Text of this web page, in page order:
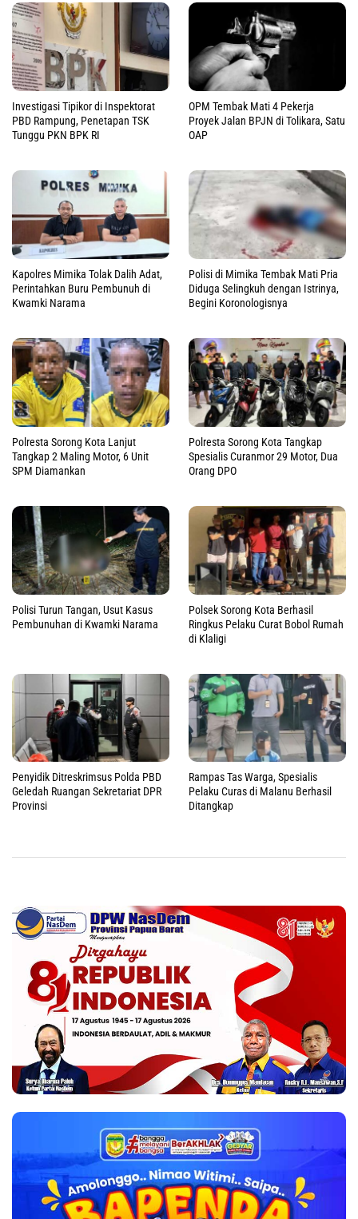
Investigasi Tipikor di Inspektorat
PBD Rampung, Penetapan TSK
Tunggu PKN BPK RI
OPM Tembak Mati 4 Pekerja
Proyek Jalan BPJN di Tolikara, Satu
OAP
Kapolres Mimika Tolak Dalih Adat,
Perintahkan Buru Pembunuh di
Kwamki Narama
Polisi di Mimika Tembak Mati Pria
Diduga Selingkuh dengan Istrinya,
Begini Koronologisnya
Polresta Sorong Kota Lanjut
Tangkap 2 Maling Motor, 6 Unit
SPM Diamankan
Polresta Sorong Kota Tangkap
Spesialis Curanmor 29 Motor, Dua
Orang DPO
Polisi Turun Tangan, Usut Kasus
Pembunuhan di Kwamki Narama
Polsek Sorong Kota Berhasil
Ringkus Pelaku Curat Bobol Rumah
di Klaligi
Penyidik Ditreskrimsus Polda PBD
Geledah Ruangan Sekretariat DPR
Provinsi
Rampas Tas Warga, Spesialis
Pelaku Curas di Malanu Berhasil
Ditangkap